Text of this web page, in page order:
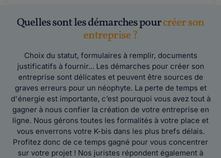
Quelles sont les démarches pourcréer son
entreprise ?
Choix du statut, formulaires à remplir, documents
justificatifs à fournir... Les démarches pour créer son
entreprise sont délicates et peuvent être sources de
graves erreurs pour un néophyte. La perte de temps et
d'énergie est importante, c’est pourquoi vous avez tout à
gagner à nous confier la création de votre entreprise en
ligne. Nous gérons toutes les formalités à votre place et
vous enverrons votre K-bis dans les plus brefs délais.
Profitez donc de ce temps gagné pour vous concentrer
sur votre projet ! Nos juristes répondent également à